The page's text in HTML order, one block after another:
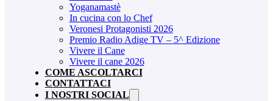
Yoganamastè
In cucina con lo Chef
Veronesi Protagonisti 2026
Premio Radio Adige TV – 5^ Edizione
Vivere il Cane
Vivere il cane 2026
COME ASCOLTARCI
CONTATTACI
I NOSTRI SOCIAL